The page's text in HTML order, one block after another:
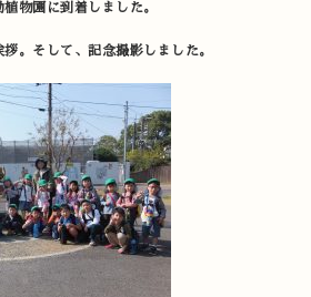
物園に到着しました。
。そして、記念撮影しました。